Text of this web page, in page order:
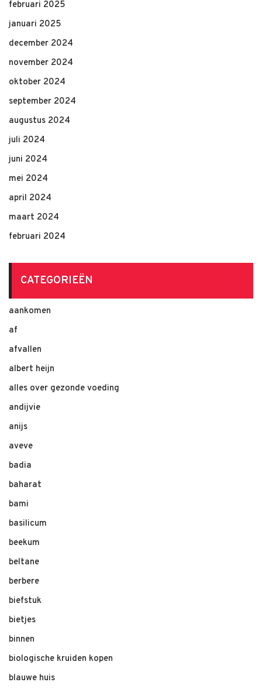
februari 2025
januari 2025
december 2024
november 2024
oktober 2024
september 2024
augustus 2024
juli 2024
juni 2024
mei 2024
april 2024
maart 2024
februari 2024
CATEGORIEËN
aankomen
af
afvallen
albert heijn
alles over gezonde voeding
andijvie
anijs
aveve
badia
baharat
bami
basilicum
beekum
beltane
berbere
biefstuk
bietjes
binnen
biologische kruiden kopen
blauwe huis